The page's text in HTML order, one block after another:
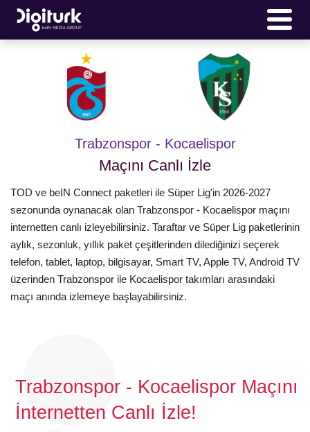
Trabzonspor - Kocaelispor
Maçını Canlı İzle
TOD ve beIN Connect paketleri ile Süper Lig'in 2026-2027
sezonunda oynanacak olan Trabzonspor - Kocaelispor maçını
internetten canlı izleyebilirsiniz. Taraftar ve Süper Lig paketlerinin
aylık, sezonluk, yıllık paket çeşitlerinden dilediğinizi seçerek
telefon, tablet, laptop, bilgisayar, Smart TV, Apple TV, Android TV
üzerinden Trabzonspor ile Kocaelispor takımları arasındaki
maçı anında izlemeye başlayabilirsiniz.
Trabzonspor - Kocaelispor Maçını
İnternetten Canlı İzle!